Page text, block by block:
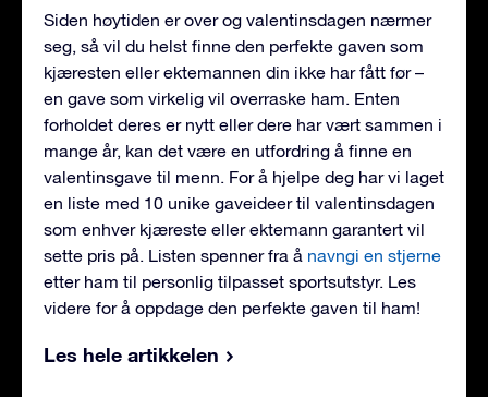
Siden høytiden er over og valentinsdagen nærmer
seg, så vil du helst finne den perfekte gaven som
kjæresten eller ektemannen din ikke har fått før –
en gave som virkelig vil overraske ham. Enten
forholdet deres er nytt eller dere har vært sammen i
mange år, kan det være en utfordring å finne en
valentinsgave til menn. For å hjelpe deg har vi laget
en liste med 10 unike gaveideer til valentinsdagen
som enhver kjæreste eller ektemann garantert vil
sette pris på. Listen spenner fra å navngi en stjerne
etter ham til personlig tilpasset sportsutstyr. Les
videre for å oppdage den perfekte gaven til ham!
Les hele artikkelen